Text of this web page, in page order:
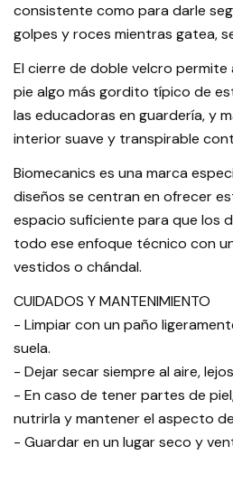
consistente como para darle
golpes y roces mientras gatea,
El cierre de doble velcro
pie algo más gordito típico de
las educadoras en guardería, y
interior suave y transpirable
Biomecanics es una marca
diseños se centran en ofrecer
espacio suficiente para que los
todo ese enfoque técnico con
vestidos o chándal.
CUIDADOS Y MANTENIMIENTO
- Limpiar con un paño
suela.
- Dejar secar siempre al aire,
- En caso de tener partes de
nutrirla y mantener el aspecto
- Guardar en un lugar seco y